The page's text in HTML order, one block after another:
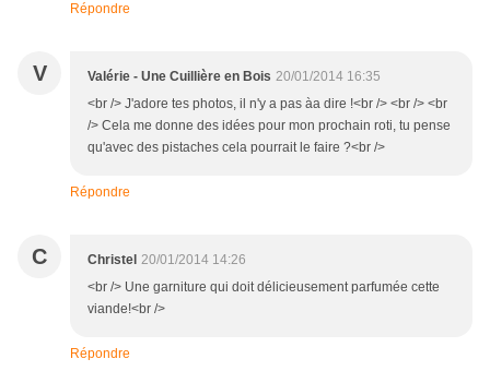
Répondre
V Valérie - Une Cuillière en Bois 20/01/2014 16:35
<br /> J'adore tes photos, il n'y a pas àa dire !<br /> <br /> <br
/> Cela me donne des idées pour mon prochain roti, tu pense
qu'avec des pistaches cela pourrait le faire ?<br />
Répondre
C Christel 20/01/2014 14:26
<br /> Une garniture qui doit délicieusement parfumée cette
viande!<br />
Répondre